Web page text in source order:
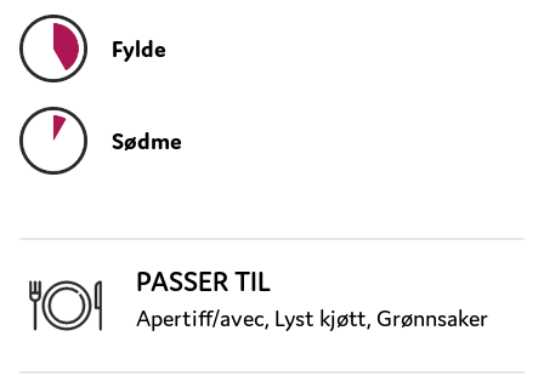
Fylde
Sødme
PASSER TIL
Apertiff/avec, Lyst kjøtt, Grønnsaker